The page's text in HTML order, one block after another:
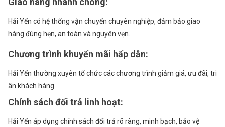
Hải Yến có hệ thống vận chuyển chuyên nghiệp, đảm bảo giao
hàng đúng hẹn, an toàn và nguyên vẹn.
Chương trình khuyến mãi hấp dẫn:
Hải Yến thường xuyên tổ chức các chương trình giảm giá, ưu đãi, tri
ân khách hàng.
Chính sách đổi trả linh hoạt:
Hải Yến áp dụng chính sách đổi trả rõ ràng, minh bạch, bảo vệ
Họ và tên